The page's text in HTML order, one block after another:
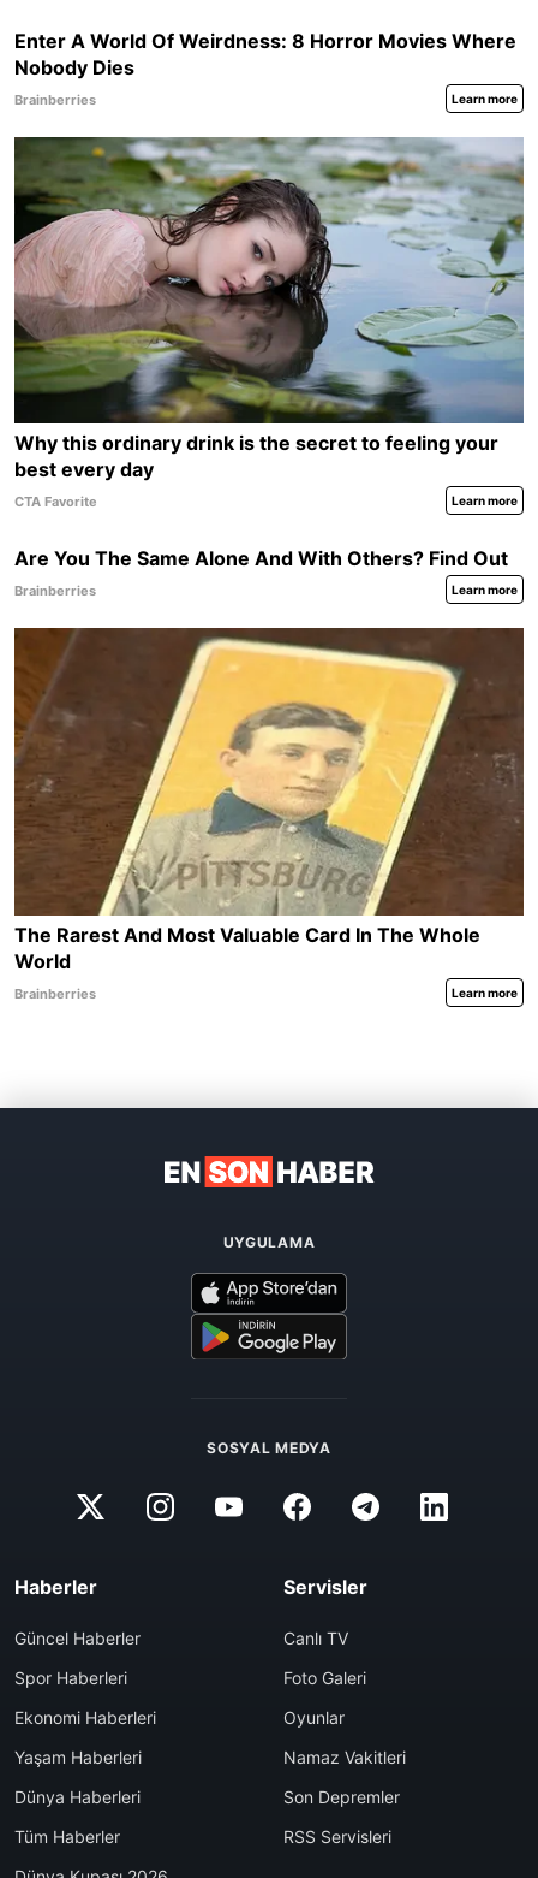
UYGULAMA
SOSYAL MEDYA
Haberler
Güncel Haberler
Spor Haberleri
Ekonomi Haberleri
Yaşam Haberleri
Dünya Haberleri
Tüm Haberler
Servisler
Canlı TV
Foto Galeri
Oyunlar
Namaz Vakitleri
Son Depremler
RSS Servisleri